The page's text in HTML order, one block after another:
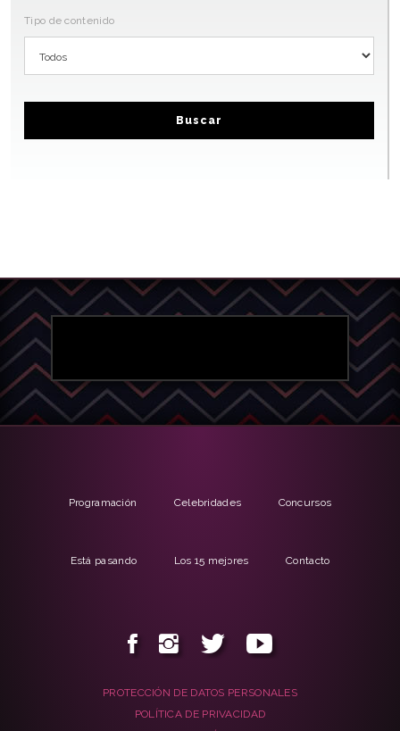
Tipo de contenido
Buscar
Programación Celebridades Concursos
Está pasando Los 15 mejores Contacto
PROTECCIÓN DE DATOS PERSONALES
POLÍTICA DE PRIVACIDAD